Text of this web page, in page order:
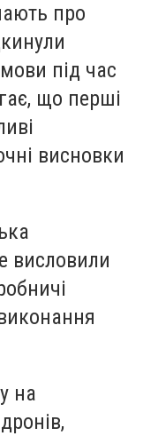
про
під час
що перші
висновки
висловили
на